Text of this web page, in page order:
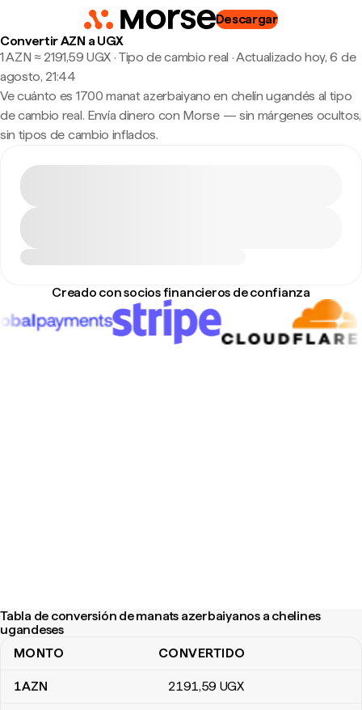
Descargar
Convertir AZN a UGX
1 AZN ≈ 2191,59 UGX · Tipo de cambio real ·Actualizado hoy, 6 de
agosto, 21:44
Ve cuánto es 1700 manat azerbaiyano en chelín ugandés al tipo
de cambio real. Envía dinero con Morse — sin márgenes ocultos,
sin tipos de cambio inflados.
Creado con socios financieros de confianza
Tabla de conversión de manats azerbaiyanos a chelines
ugandeses
Tabla de conversión de manats azerbaiyanos a chelines
MONTO CONVERTIDO
1AZN 2191,59 UGX